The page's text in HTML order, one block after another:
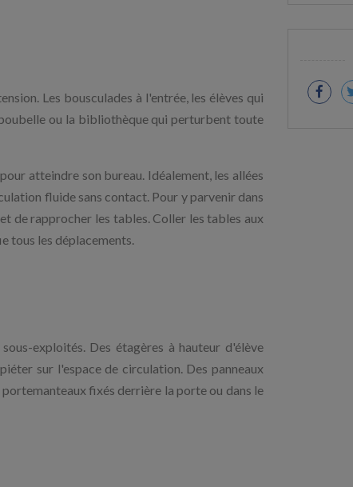
Les bousculades à l'entrée, les élèves qui
ou la bibliothèque qui perturbent toute
atteindre son bureau. Idéalement, les allées
fluide sans contact. Pour y parvenir dans
de rapprocher les tables. Coller les tables aux
tous les déplacements.
exploités. Des étagères à hauteur d'élève
sur l'espace de circulation. Des panneaux
fixés derrière la porte ou dans le